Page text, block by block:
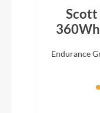
Scott
Endurance